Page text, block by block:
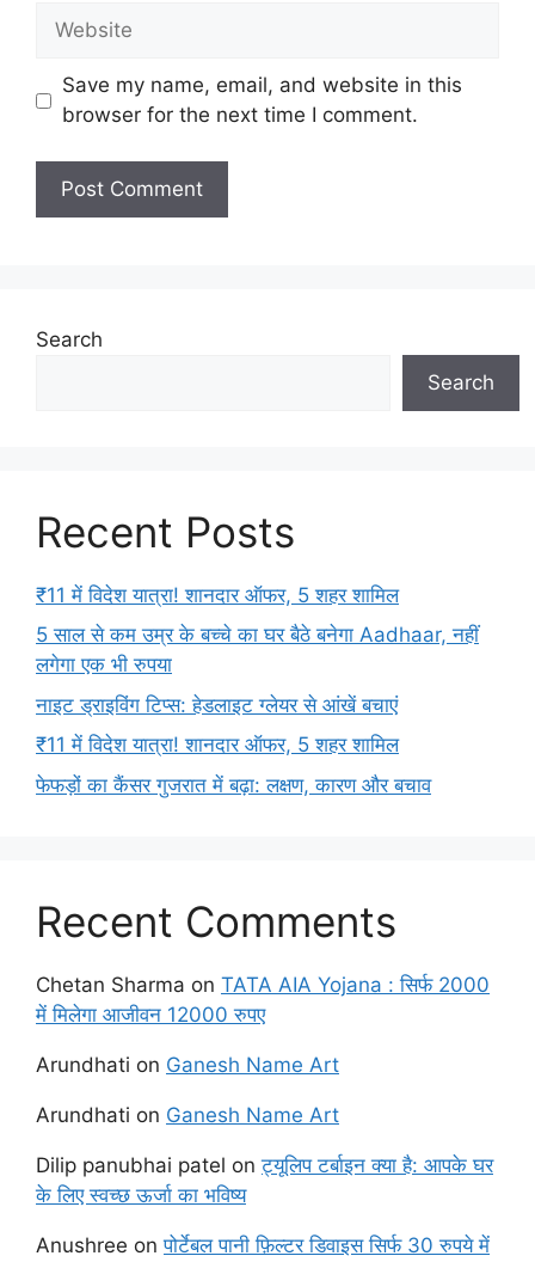
Website
Save my name, email, and website in this
browser for the next time I comment.
Search
Search
Recent Posts
₹11 में विदेश यात्रा! शानदार ऑफर, 5 शहर शामिल
5 साल से कम उम्र के बच्चे का घर बैठे बनेगा Aadhaar, नहीं
लगेगा एक भी रुपया
नाइट ड्राइविंग टिप्स: हेडलाइट ग्लेयर से आंखें बचाएं
₹11 में विदेश यात्रा! शानदार ऑफर, 5 शहर शामिल
फेफड़ों का कैंसर गुजरात में बढ़ा: लक्षण, कारण और बचाव
Recent Comments
Chetan Sharma on TATA AIA Yojana : सिर्फ 2000
में मिलेगा आजीवन 12000 रुपए
Arundhati on Ganesh Name Art
Arundhati on Ganesh Name Art
Dilip panubhai patel onट्यूलिप टर्बाइन क्या है: आपके घर
के लिए स्वच्छ ऊर्जा का भविष्य
Anushree onपोर्टेबल पानी फ़िल्टर डिवाइस सिर्फ 30 रुपये में